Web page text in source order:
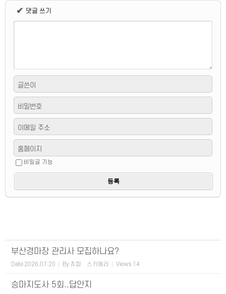
✔ 댓글 쓰기
글쓴이
비밀번호
이메일 주소
홈페이지
비밀글 기능
부산경마장 관리사 모집하나요?
Date 2026.07.20 By 츄파츕스카메라 Views 14
승마지도사 5회..답안지